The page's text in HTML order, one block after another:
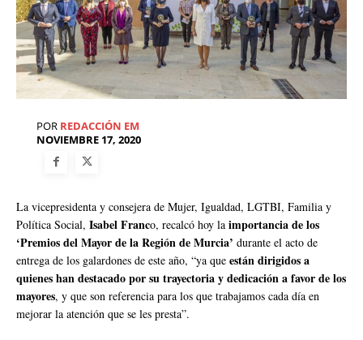
POR REDACCIÓN EM
NOVIEMBRE 17, 2020
La vicepresidenta y consejera de Mujer, Igualdad, LGTBI, Familia y
Política Social, Isabel Franco, recalcó hoy la importancia de los
‘Premios del Mayor de la Región de Murcia’ durante el acto de
entrega de los galardones de este año, “ya que están dirigidos a
quienes han destacado por su trayectoria y dedicación a favor de los
mayores, y que son referencia para los que trabajamos cada día en
mejorar la atención que se les presta”.